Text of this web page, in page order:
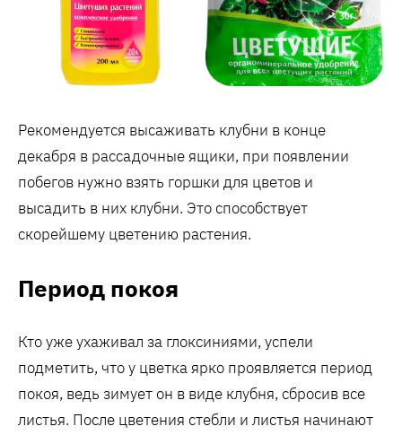
Рекомендуется высаживать клубни в конце
декабря в рассадочные ящики, при появлении
побегов нужно взять горшки для цветов и
высадить в них клубни. Это способствует
скорейшему цветению растения.
Период покоя
Кто уже ухаживал за глоксиниями, успели
подметить, что у цветка ярко проявляется период
покоя, ведь зимует он в виде клубня, сбросив все
листья. После цветения стебли и листья начинают